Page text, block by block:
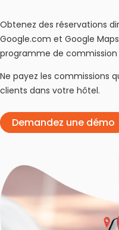
Obtenez des réservations
Google.com et Google
programme de commission
Ne payez les commissions
clients dans votre hôtel.
Demandez une démo